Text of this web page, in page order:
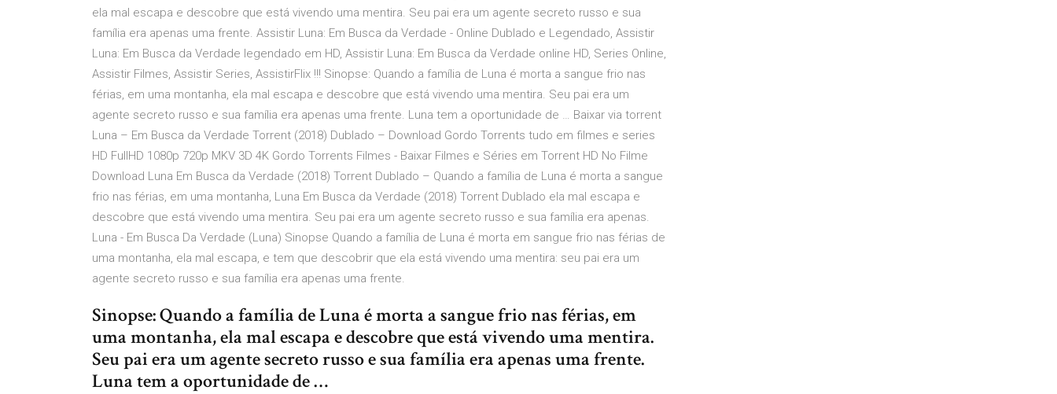
ela mal escapa e descobre que está vivendo uma mentira. Seu pai era um agente secreto russo e sua
família era apenas uma frente. Assistir Luna: Em Busca da Verdade - Online Dublado e Legendado, Assistir
Luna: Em Busca da Verdade legendado em HD, Assistir Luna: Em Busca da Verdade online HD, Series Online,
Assistir Filmes, Assistir Series, AssistirFlix !!! Sinopse: Quando a família de Luna é morta a sangue frio nas
férias, em uma montanha, ela mal escapa e descobre que está vivendo uma mentira. Seu pai era um
agente secreto russo e sua família era apenas uma frente. Luna tem a oportunidade de … Baixar via torrent
Luna – Em Busca da Verdade Torrent (2018) Dublado – Download Gordo Torrents tudo em filmes e series
HD FullHD 1080p 720p MKV 3D 4K Gordo Torrents Filmes - Baixar Filmes e Séries em Torrent HD No Filme
Download Luna Em Busca da Verdade (2018) Torrent Dublado – Quando a família de Luna é morta a sangue
frio nas férias, em uma montanha, Luna Em Busca da Verdade (2018) Torrent Dublado ela mal escapa e
descobre que está vivendo uma mentira. Seu pai era um agente secreto russo e sua família era apenas.
Luna - Em Busca Da Verdade (Luna) Sinopse Quando a família de Luna é morta em sangue frio nas férias de
uma montanha, ela mal escapa, e tem que descobrir que ela está vivendo uma mentira: seu pai era um
agente secreto russo e sua família era apenas uma frente.
Sinopse: Quando a família de Luna é morta a sangue frio nas férias, em
uma montanha, ela mal escapa e descobre que está vivendo uma mentira.
Seu pai era um agente secreto russo e sua família era apenas uma frente.
Luna tem a oportunidade de …